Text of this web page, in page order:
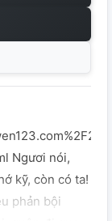
Ngươi nói,
kỹ, còn có ta!
phản bội